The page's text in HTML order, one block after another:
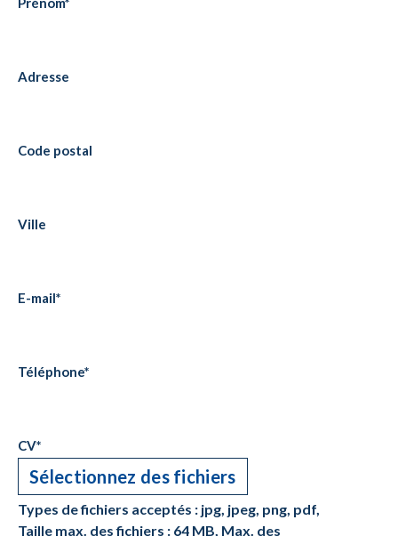
Adresse
Code postal
Ville
E-mail*
Téléphone*
CV*
Sélectionnez des fichiers
Types de fichiers acceptés : jpg, jpeg, png, pdf,
Taille max. des fichiers : 64 MB, Max. des